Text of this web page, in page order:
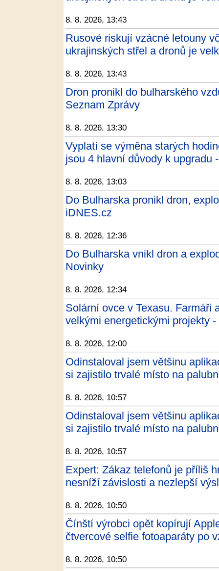
8. 8. 2026, 13:43
Rusové riskují vzácné letouny
ukrajinských střel a dronů je
8. 8. 2026, 13:43
Dron pronikl do bulharského
Seznam Zprávy
8. 8. 2026, 13:30
Vyplatí se výměna starých
jsou 4 hlavní důvody k upgradu
8. 8. 2026, 13:03
Do Bulharska pronikl dron,
iDNES.cz
8. 8. 2026, 12:36
Do Bulharska vnikl dron a
Novinky
8. 8. 2026, 12:34
Solární ovce v Texasu. Farmáři
velkými energetickými projekty
8. 8. 2026, 12:00
Odinstaloval jsem většinu
si zajistilo trvalé místo na
8. 8. 2026, 10:57
Odinstaloval jsem většinu
si zajistilo trvalé místo na
8. 8. 2026, 10:57
Expert: Zákaz telefonů je příliš
nesníží závislosti a nezlepší
8. 8. 2026, 10:50
Čínští výrobci opět kopírují
čtvercové selfie fotoaparáty po
8. 8. 2026, 10:50